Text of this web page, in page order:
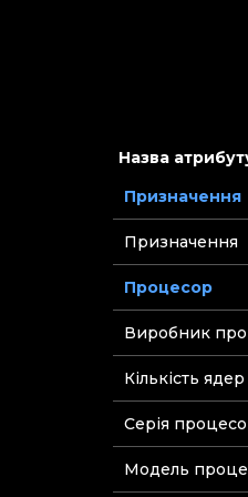
Назва
Призначення
Призначення
Процесор
Виробник
Кількість
Серія
Модель